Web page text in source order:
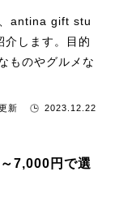
antina gift stu
します。目的
ものやグルメな
新 2023.12.22
7,000円で選